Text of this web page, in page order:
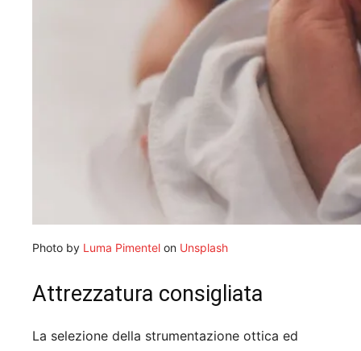
Photo by Luma Pimentel on Unsplash
Attrezzatura consigliata
La selezione della strumentazione ottica ed